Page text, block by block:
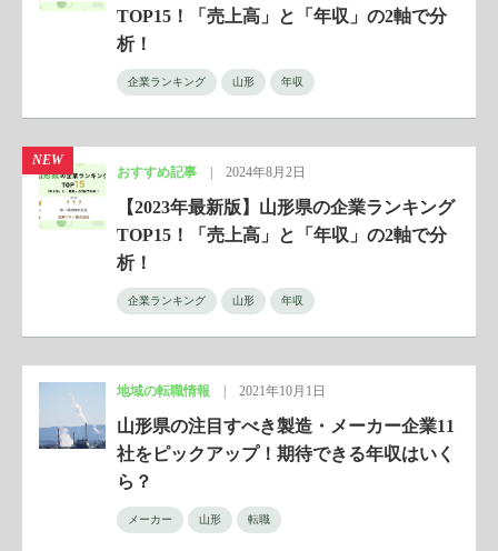
TOP15！「売上高」と「年収」の2軸で分
析！
企業ランキング 山形 年収
NEW
おすすめ記事 2024年8月2日
【2023年最新版】山形県の企業ランキング
TOP15！「売上高」と「年収」の2軸で分
析！
企業ランキング 山形 年収
地域の転職情報 2021年10月1日
山形県の注目すべき製造・メーカー企業11
社をピックアップ！期待できる年収はいく
ら？
メーカー 山形 転職